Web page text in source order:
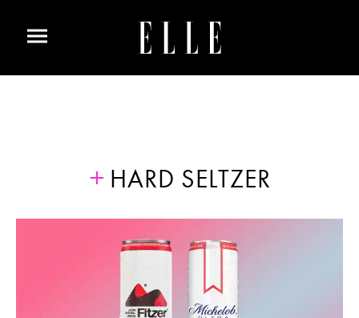
HARD SELTZER